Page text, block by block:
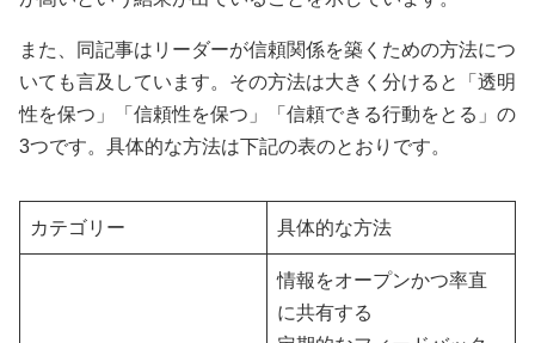
また、同記事はリーダーが信頼関係を築くための方法につ
いても言及しています。その方法は大きく分けると「透明
性を保つ」「信頼性を保つ」「信頼できる行動をとる」の
3つです。具体的な方法は下記の表のとおりです。
カテゴリー 具体的な方法
情報をオープンかつ率直
に共有する